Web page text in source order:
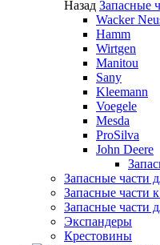
Назад Запасные
Wacker
Hamm
Wirtgen
Manitou
Sany
Kleemann
Voegele
Mesda
ProSilva
John Deere
Запасные части
Запасные части
Запасные части
Экспандеры
Крестовины